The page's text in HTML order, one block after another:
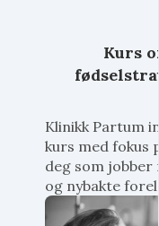
Kurs
Klinikk Partum
kurs med fokus
deg som jobber
og nybakte